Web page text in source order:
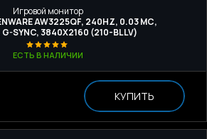
Игровой монитор
AW3225QF, 240HZ, 0.03 МС,
G-SYNC, 3840Х2160 (210-BLLV)
ЕСТЬ В НАЛИЧИИ
КУПИТЬ